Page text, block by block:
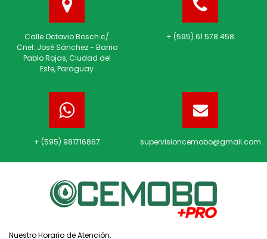
Calle Octavio Bosch c/
Cnel. José Sánchez - Barrio
Pablo Rojas, Ciudad del
Este, Paraguay
+ (595) 61 578 458
+ (595) 981716867 supervisioncemobo@gmail.com
Nuestro Horario de Atención.